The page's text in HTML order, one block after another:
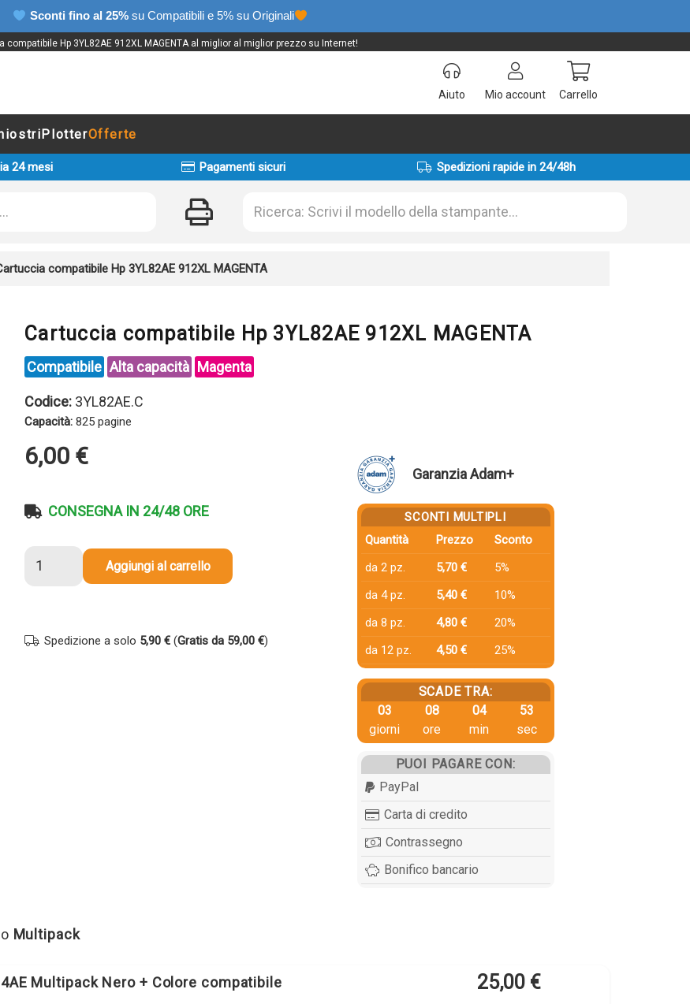
Sconti fino al 25% su Compatibili e 5% su Originali
compatibile Hp 3YL82AE 912XL MAGENTA al miglior al miglior prezzo su Internet!
Aiuto Mio account Carrello
PlotterOfferte
24 mesi Pagamenti sicuri Spedizioni rapide in 24/48h
compatibile Hp 3YL82AE 912XL MAGENTA
Cartuccia compatibile Hp 3YL82AE 912XL MAGENTA
Compatibile Alta capacità Magenta
Codice: 3YL82AE.C
Capacità: 825 pagine
6,00 €
CONSEGNA IN 24/48 ORE
Cartuccia
compatibile
MAGENTA
Aggiungi al carrello
Spedizione a solo 5,90 € (Gratis da 59,00 €)
Garanzia Adam+
SCONTI MULTIPLI
Quantità
Prezzo
Sconto
da 2 pz.
5,70 €
5%
da 4 pz.
5,40 €
10%
da 8 pz.
4,80 €
20%
da 12 pz.
4,50 € 25%
SCADE TRA:
03
giorni
08
ore
04
min
52
sec
PUOI PAGARE CON:
PayPal
Carta di credito
Contrassegno
Bonifico bancario
o Multipack
Multipack Nero + Colore compatibile 25,00 €